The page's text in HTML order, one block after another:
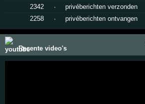
2342
·
privéberichten verzonden
2258
· privéberichten ontvangen
Recente video's